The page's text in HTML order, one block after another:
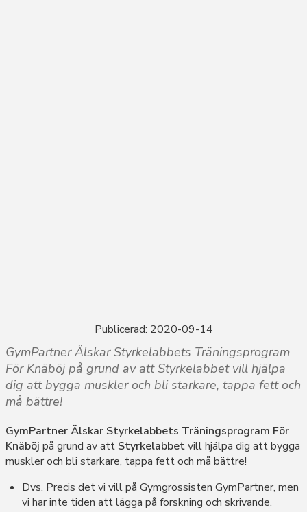
Publicerad: 2020-09-14
GymPartner Älskar Styrkelabbets Träningsprogram
För Knäböj på grund av att Styrkelabbet vill hjälpa
dig att bygga muskler och bli starkare, tappa fett och
må bättre!
GymPartner Älskar Styrkelabbets Träningsprogram För
Knäböj på grund av att Styrkelabbetvill hjälpa dig att bygga
muskler och bli starkare, tappa fett och må bättre!
Dvs. Precis det vi vill på Gymgrossisten GymPartner, men
vi har inte tiden att lägga på forskning och skrivande.